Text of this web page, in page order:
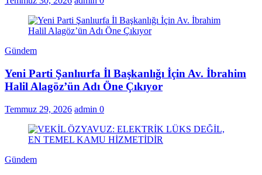
Gündem
Yeni Parti Şanlıurfa İl Başkanlığı İçin Av. İbrahim
Halil Alagöz’ün Adı Öne Çıkıyor
Temmuz 29, 2026 admin 0
Gündem